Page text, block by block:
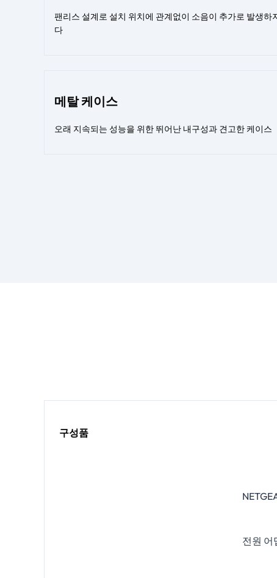
팬리스 설계로 설치 위치에 관계없이 소음이 추가로 발생하
다
메탈 케이스
오래 지속되는 성능을 위한 뛰어난 내구성과 견고한 케이스
구성품
전원 어